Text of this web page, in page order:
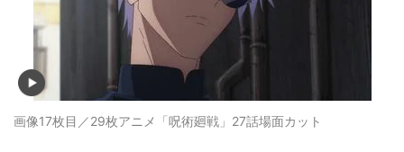
画像17枚目／29枚アニメ「呪術廻戦」27話場面カット